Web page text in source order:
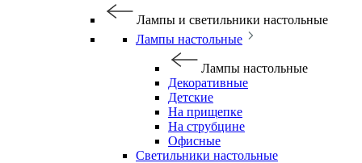
Лампы и светильники настольные
Лампы настольные
Лампы настольные
Декоративные
Детские
На прищепке
На струбцине
Офисные
Светильники настольные